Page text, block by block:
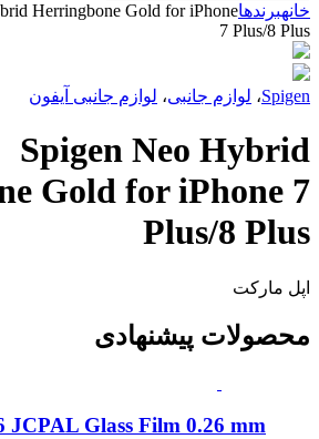
خانهبرندهاHerringbone Gold for iPhone
7 Plus/8 Plus
Spigen، لوازم جانبی، لوازم جانبی آیفون
Spigen Neo Hybrid
Gold for iPhone 7
Plus/8 Plus
اپل مارکت
محصولات پیشنهادی
JCPAL Glass Film 0.26 mm